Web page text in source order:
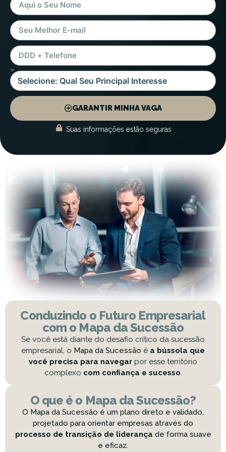
GARANTIR MINHA VAGA
Suas informações estão seguras
Conduzindo o Futuro Empresarial
com o Mapa da Sucessão
Se você está diante do desafio crítico da sucessão
empresarial, o Mapa da Sucessão é a bússola que
você precisa para navegar por esse território
complexo com confiança e sucesso.
O que é o Mapa da Sucessão?
O Mapa da Sucessão é um plano direto e validado,
projetado para orientar empresas através do
processo de transição de liderança de forma suave
e eficaz.